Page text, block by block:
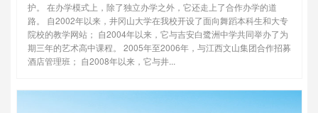
护。 在办学模式上，除了独立办学之外，它还走上了合作办学的道
路。 自2002年以来，井冈山大学在我校开设了面向舞蹈本科生和大专
院校的教学网站； 自2004年以来，它与吉安白鹭洲中学共同举办了为
期三年的艺术高中课程。 2005年至2006年，与江西文山集团合作招募
酒店管理班； 自2008年以来，它与井...